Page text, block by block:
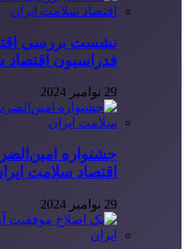
نشست بررسی
فدراسیون اقتصاد
29 نوامبر 2024
اقتصاد سلامت
29 نوامبر 2024